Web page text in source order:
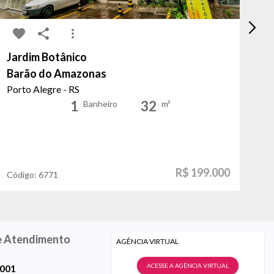
Jardim Botânico
Barão do Amazonas
Porto Alegre - RS
1 Banheiro 32 m²
Código: 6771 R$ 199.000
Atendimento AGÊNCIA VIRTUAL
ACESSE A AGÊNCIA VIRTUAL